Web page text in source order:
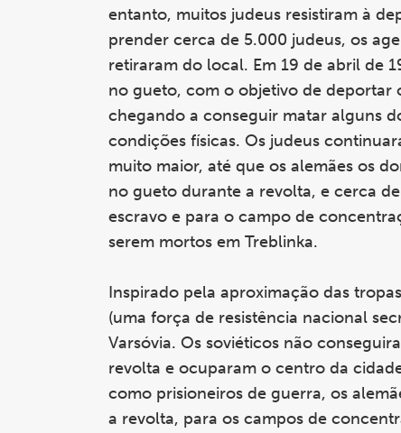
entanto, muitos judeus resistiram à
prender cerca de 5.000 judeus, os
retiraram do local. Em 19 de abril de
no gueto, com o objetivo de deportar
chegando a conseguir matar alguns
condições físicas. Os judeus
muito maior, até que os alemães os
no gueto durante a revolta, e cerca
escravo e para o campo de
serem mortos em Treblinka.
Inspirado pela aproximação das
(uma força de resistência nacional
Varsóvia. Os soviéticos não
revolta e ocuparam o centro da
como prisioneiros de guerra, os
a revolta, para os campos de